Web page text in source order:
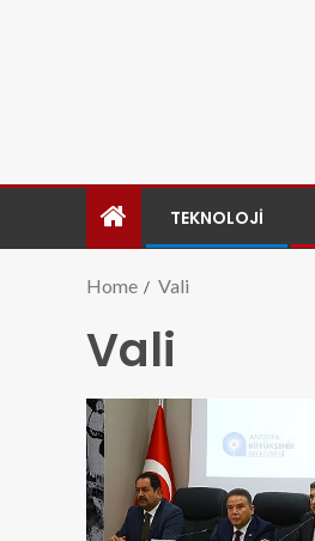
TEKNOLOJI
Home Vali
Vali